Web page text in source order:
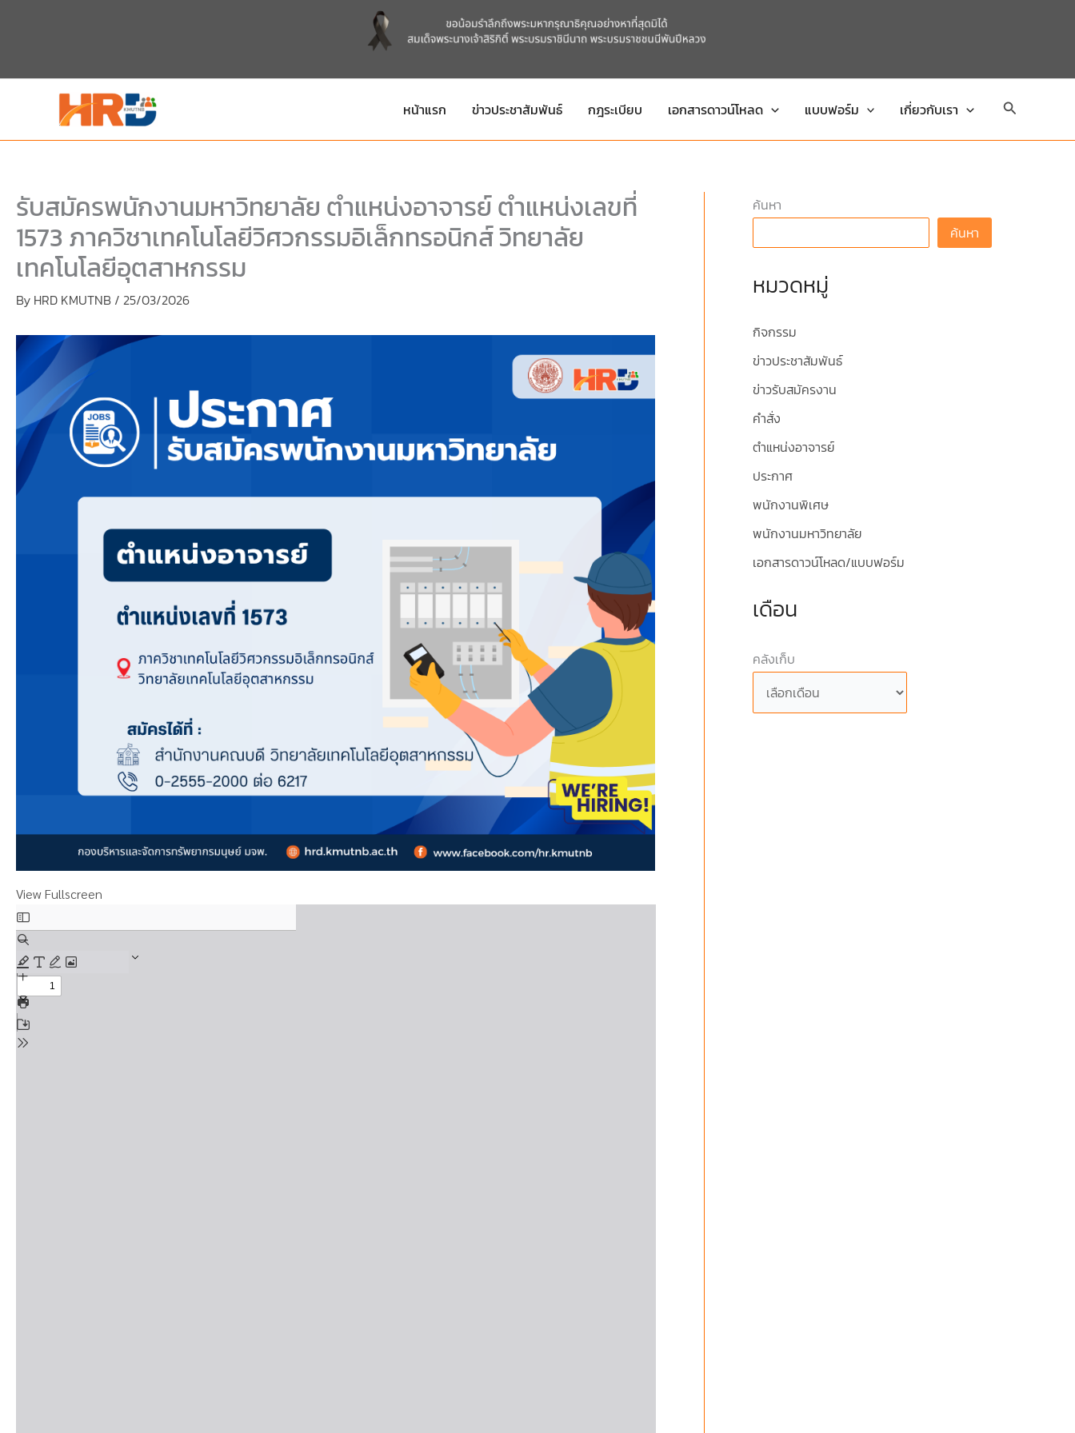
หน้าแรก ข่าวประชาสัมพันธ์ กฎระเบียบ เอกสารดาวน์โหลด แบบฟอร์ม เกี่ยวกับเรา Search
รับสมัครพนักงานมหาวิทยาลัย ตำแหน่งอาจารย์ ตำแหน่งเลขที่
1573 ภาควิชาเทคโนโลยีวิศวกรรมอิเล็กทรอนิกส์ วิทยาลัย
เทคโนโลยีอุตสาหกรรม
By HRD KMUTNB / 25/03/2026
View Fullscreen
ค้นหา
ค้นหา
หมวดหมู่
กิจกรรม
ข่าวประชาสัมพันธ์
ข่าวรับสมัครงาน
คำสั่ง
ตำแหน่งอาจารย์
ประกาศ
พนักงานพิเศษ
พนักงานมหาวิทยาลัย
เอกสารดาวน์โหลด/แบบฟอร์ม
เดือน
คลังเก็บ